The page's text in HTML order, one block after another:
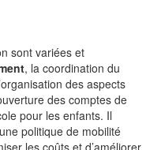
sont variées et
, la coordination du
des aspects
des comptes de
pour les enfants. Il
politique de mobilité
les coûts et d’améliorer